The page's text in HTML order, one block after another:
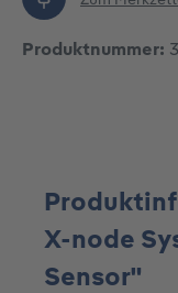
Produktnummer:
X-node
Sensor"